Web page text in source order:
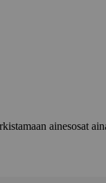
ainesosat